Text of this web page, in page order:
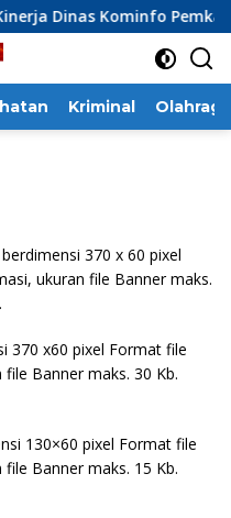
Kominfo Pemkab
Kriminal Olahraga
370 x 60 pixel
ukuran file Banner maks.
370 x60 pixel Format file
file Banner maks. 30 Kb.
130×60 pixel Format file
file Banner maks. 15 Kb.